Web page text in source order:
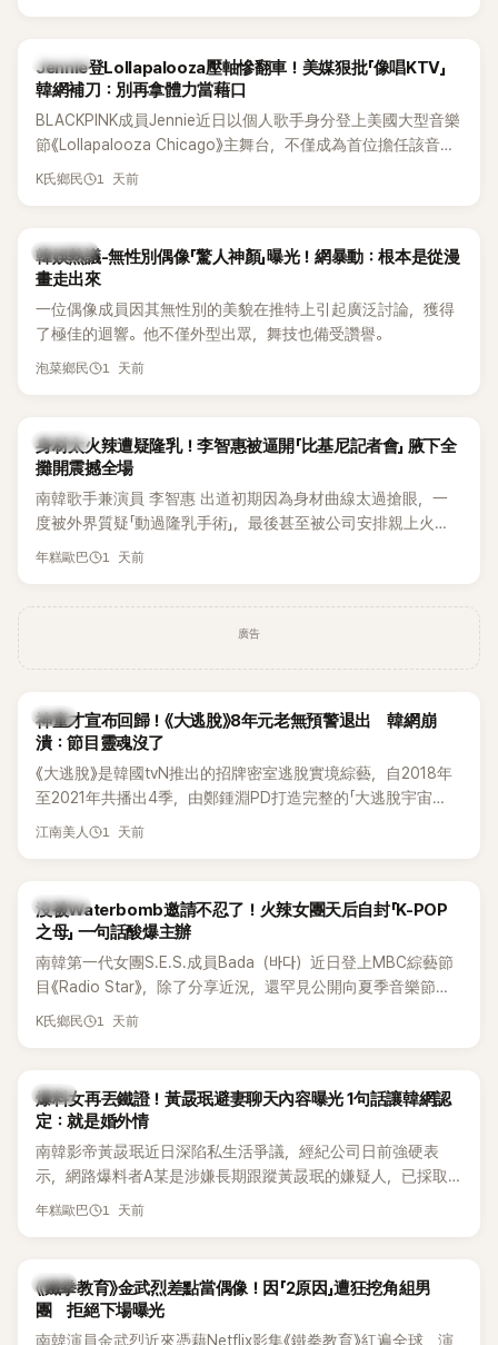
K-POP
Jennie登Lollapalooza壓軸慘翻車！美媒狠批「像唱KTV」
韓網補刀：別再拿體力當藉口
BLACKPINK成員Jennie近日以個人歌手身分登上美國大型音樂
節《Lollapalooza Chicago》主舞台，不僅成為首位擔任該音樂
節Headliner（壓軸主秀）的K-POP女SOLO歌手，寫下全新紀
形容整場演出「就像一場豪華KTV」。
K氏鄉民 1 天前
熱議討論
韓娛熱議-無性別偶像「驚人神顏」曝光！網暴動：根本是從漫
畫走出來
一位偶像成員因其無性別的美貌在推特上引起廣泛討論，獲得
了極佳的迴響。他不僅外型出眾，舞技也備受讚譽。
泡菜鄉民 1 天前
K-POP
身材太火辣遭疑隆乳！李智惠被逼開「比基尼記者會」 腋下全
攤開震撼全場
南韓歌手兼演員 李智惠 出道初期因為身材曲線太過搶眼，一
度被外界質疑「動過隆乳手術」，最後甚至被公司安排親上火
線，召開前所未見的「泳裝記者會」澄清。這場記者會後來還被
鎮》，邀請同時兼顧工作與育兒的演藝圈代表「媽媽群」——李智
惠、李賢怡、李恩亨，以第13位「My Star」身分登場，分享最真
邊搭車邊聊天，氣氛輕鬆。聊到最近的新聞，李瑞鎮突然直球
發問：「妳不是上新聞了？說妳去做整形？是人中縮短手術嗎？」
一貫犀利又不留情的問法，讓現場瞬間笑成一片。對此，李智
惠也毫不閃躲，淡定接招，兩人鬥嘴默契十足。 話題接著一路
開過記者會？」直接點名她當年的風波。李智惠聽了忍不住笑
當年情況，李智惠終於鬆口坦言，當時確實被質疑動過隆胸手
術。她回憶：「拍了比基尼照片之後，就開始被說是不是去隆乳
了。」為了澄清誤會，她只好親自站出來說清楚。 李智惠進一步
解釋，當時隆胸手術幾乎只有「腋下切開」一種方式，「所以我就
想，既然一直說我有做，那我乾脆把腋下給大家看，證明我根
召開了一場泳裝記者招待會。當時她穿著比基尼站在一排攝影
機前，面對媒體擺出各種姿勢，畫面至今仍被網友津津樂道。
這段為平息爭議、直接公開腋下畫面自證清白的往事再度被提
起，節目現場立刻充滿驚呼聲與笑聲，也再次讓人見識到她面
對流言時「豁出去」的直率性格。其實她過去也曾在 SBS 節目
《脫掉鞋子恢單4Men》 中，親自公開那張當年引發話題的「腋下
員身分出道，該團在 2000 年代初期紅極一時，由李智惠、徐
智英兩位女成員，以及張錫炫、Chris Kim 兩位男成員組成。不
過後來爆出長達四年的團內霸凌風波，甚至傳出徐智英母親對
年糕歐巴 1 天前
廣告
韓星
神童才宣布回歸！《大逃脫》8年元老無預警退出 韓網崩
潰：節目靈魂沒了
《大逃脫》是韓國tvN推出的招牌密室逃脫實境綜藝，自2018年
至2021年共播出4季，由鄭鍾淵PD打造完整的「大逃脫宇宙
（DTCU）」，憑藉燒腦劇情、電影級場景與龐大世界觀，累積
江南美人 1 天前
K-POP
沒被Waterbomb邀請不忍了！火辣女團天后自封「K-POP
之母」 一句話酸爆主辦
南韓第一代女團S.E.S.成員Bada（바다）近日登上MBC綜藝節
目《Radio Star》，除了分享近況，還罕見公開向夏季音樂節
Waterbomb喊話，笑稱自己至今從未受邀演出，更幽默表示：
K氏鄉民 1 天前
韓星
爆料女再丟鐵證！黃晸珉避妻聊天內容曝光 1句話讓韓網認
定：就是婚外情
南韓影帝黃晸珉近日深陷私生活爭議，經紀公司日前強硬表
示，網路爆料者A某是涉嫌長期跟蹤黃晸珉的嫌疑人，已採取
法律行動。不過，A某並未因此停止發聲，5日再度透過社群平
年糕歐巴 1 天前
韓星
《鐵拳教育》金武烈差點當偶像！因「2原因」遭狂挖角組男
團 拒絕下場曝光
南韓演員金武烈近來憑藉Netflix影集《鐵拳教育》紅遍全球，演